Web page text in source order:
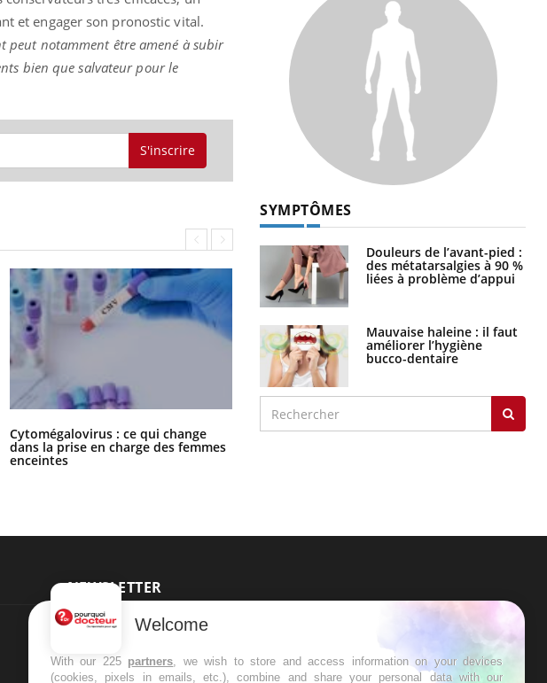
et engager son pronostic vital.
peut notamment être amené à subir
bien que salvateur pour le
S'inscrire
Cytomégalovirus : ce qui change
dans la prise en charge des femmes
enceintes
La sieste empêche-t-elle de dormir
SYMPTÔMES
Douleurs de l’avant-pied :
des métatarsalgies à 90 %
liées à problème d’appui
Mauvaise haleine : il faut
améliorer l’hygiène
bucco-dentaire
NEWSLETTER
Recevez toutes les semaines les meilleures
Welcome
With our 225 partners, we wish to store and access information on your devices
(cookies, pixels in emails, etc.), combine and share your personal data with our